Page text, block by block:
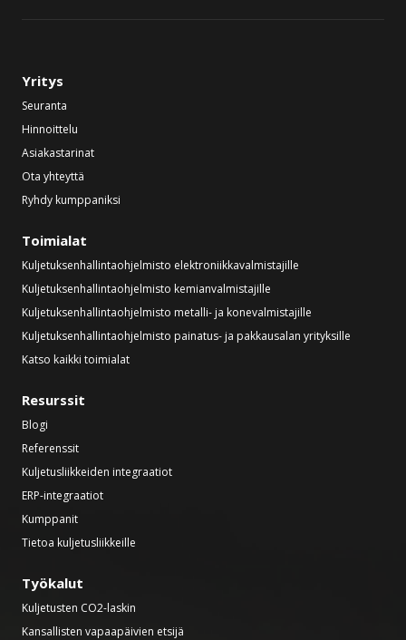
Yritys
Seuranta
Hinnoittelu
Asiakastarinat
Ota yhteyttä
Ryhdy kumppaniksi
Toimialat
Kuljetuksenhallintaohjelmisto elektroniikkavalmistajille
Kuljetuksenhallintaohjelmisto kemianvalmistajille
Kuljetuksenhallintaohjelmisto metalli- ja konevalmistajille
Kuljetuksenhallintaohjelmisto painatus- ja pakkausalan yrityksille
Katso kaikki toimialat
Resurssit
Blogi
Referenssit
Kuljetusliikkeiden integraatiot
ERP-integraatiot
Kumppanit
Tietoa kuljetusliikkeille
Työkalut
Kuljetusten CO2-laskin
Kansallisten vapaapäivien etsijä